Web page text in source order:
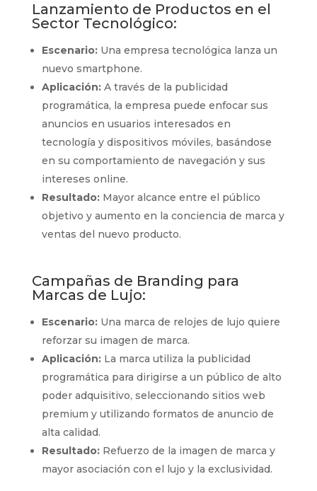
Lanzamiento de Productos en el
Sector Tecnológico:
Escenario:Una empresa tecnológica lanza un
nuevo smartphone.
Aplicación:A través de la publicidad
programática, la empresa puede enfocar sus
anuncios en usuarios interesados en
tecnología y dispositivos móviles, basándose
en su comportamiento de navegación y sus
intereses online.
Resultado:Mayor alcance entre el público
objetivo y aumento en la conciencia de marca y
ventas del nuevo producto.
Campañas de Branding para
Marcas de Lujo:
Escenario:Una marca de relojes de lujo quiere
reforzar su imagen de marca.
Aplicación:La marca utiliza la publicidad
programática para dirigirse a un público de alto
poder adquisitivo, seleccionando sitios web
premium y utilizando formatos de anuncio de
alta calidad.
Resultado:Refuerzo de la imagen de marca y
mayor asociación con el lujo y la exclusividad.